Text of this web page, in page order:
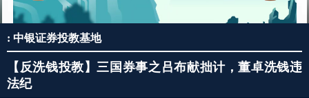
: 中银证券投教基地
【反洗钱投教】三国券事之吕布献拙计，董卓洗钱违
法纪